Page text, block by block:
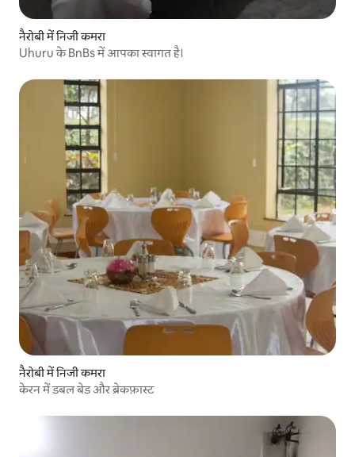
नैरोबी में निजी कमरा
Uhuru के BnBs में आपका स्वागत है।
नैरोबी में निजी कमरा
केरन में डबल बेड और ब्रेकफ़ास्ट